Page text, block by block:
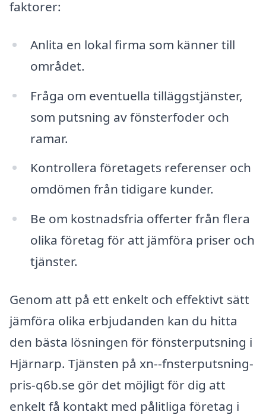
faktorer:
Anlita en lokal firma som känner till
området.
Fråga om eventuella tilläggstjänster,
som putsning av fönsterfoder och
ramar.
Kontrollera företagets referenser och
omdömen från tidigare kunder.
Be om kostnadsfria offerter från flera
olika företag för att jämföra priser och
tjänster.
Genom att på ett enkelt och effektivt sätt
jämföra olika erbjudanden kan du hitta
den bästa lösningen för fönsterputsning i
Hjärnarp. Tjänsten på xn--fnsterputsning-
pris-q6b.se gör det möjligt för dig att
enkelt få kontakt med pålitliga företag i